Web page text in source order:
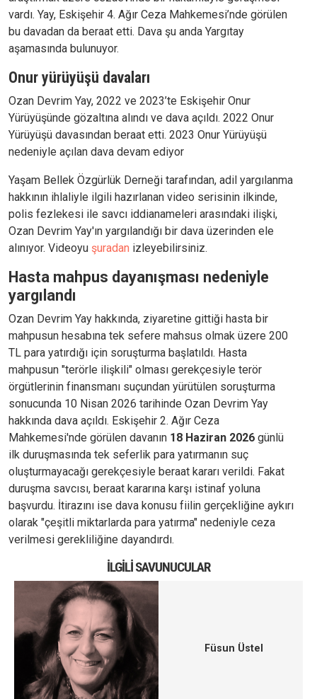
vardı. Yay, Eskişehir 4. Ağır Ceza Mahkemesi’nde görülen
bu davadan da beraat etti. Dava şu anda Yargıtay
aşamasında bulunuyor.
Onur yürüyüşü davaları
Ozan Devrim Yay, 2022 ve 2023’te Eskişehir Onur
Yürüyüşünde gözaltına alındı ve dava açıldı. 2022 Onur
Yürüyüşü davasından beraat etti. 2023 Onur Yürüyüşü
nedeniyle açılan dava devam ediyor
Yaşam Bellek Özgürlük Derneği tarafından, adil yargılanma
hakkının ihlaliyle ilgili hazırlanan video serisinin ilkinde,
polis fezlekesi ile savcı iddianameleri arasındaki ilişki,
Ozan Devrim Yay'ın yargılandığı bir dava üzerinden ele
alınıyor. Videoyu şuradan izleyebilirsiniz.
Hasta mahpus dayanışması nedeniyle
yargılandı
Ozan Devrim Yay hakkında, ziyaretine gittiği hasta bir
mahpusun hesabına tek sefere mahsus olmak üzere 200
TL para yatırdığı için soruşturma başlatıldı. Hasta
mahpusun "terörle ilişkili" olması gerekçesiyle terör
örgütlerinin finansmanı suçundan yürütülen soruşturma
sonucunda 10 Nisan 2026 tarihinde Ozan Devrim Yay
hakkında dava açıldı. Eskişehir 2. Ağır Ceza
Mahkemesi'nde görülen davanın 18 Haziran 2026 günlü
ilk duruşmasında tek seferlik para yatırmanın suç
oluşturmayacağı gerekçesiyle beraat kararı verildi. Fakat
duruşma savcısı, beraat kararına karşı istinaf yoluna
başvurdu. İtirazını ise dava konusu fiilin gerçekliğine aykırı
olarak "çeşitli miktarlarda para yatırma" nedeniyle ceza
verilmesi gerekliliğine dayandırdı.
İLGILI SAVUNUCULAR
Füsun Üstel